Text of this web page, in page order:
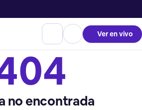
Ver en vivo
no encontrada